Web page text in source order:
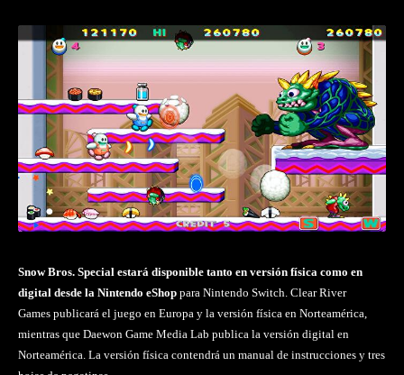
Snow Bros. Special estará disponible tanto en versión física como en
digital desde la Nintendo eShop para Nintendo Switch. Clear River
Games publicará el juego en Europa y la versión física en Norteamérica,
mientras que Daewon Game Media Lab publica la versión digital en
Norteamérica. La versión física contendrá un manual de instrucciones y tres